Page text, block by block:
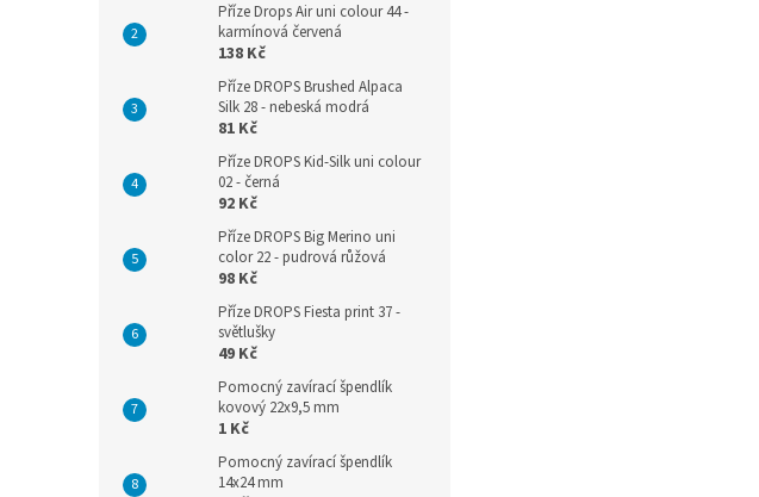
Příze Drops Air uni colour 44 -
karmínová červená
138 Kč
Příze DROPS Brushed Alpaca
Silk 28 - nebeská modrá
81 Kč
Příze DROPS Kid-Silk uni colour
02 - černá
92 Kč
Příze DROPS Big Merino uni
color 22 - pudrová růžová
98 Kč
Příze DROPS Fiesta print 37 -
světlušky
49 Kč
Pomocný zavírací špendlík
kovový 22x9,5 mm
1 Kč
Pomocný zavírací špendlík
14x24 mm